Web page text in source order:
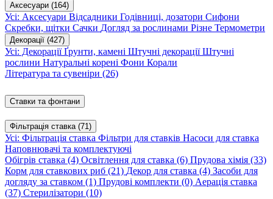
Аксесуари (164)
Усі: Аксесуари Відсадники Годівниці, дозатори Сифони
Скребки, щітки Сачки Догляд за рослинами Різне Термометри
Декорації (427)
Усі: ДекораціїҐрунти, камені Штучні декораціїШтучні
рослини Натуральні корені Фони Корали
Література та сувеніри (26)
Ставки та фонтани
Фільтрація ставка (71)
Усі: Фільтрація ставка Фільтри для ставків Насоси для ставка
Наповнювачі та комплектуючі
Обігрів ставка (4) Освітлення для ставка (6) Прудова хімія (33)
Корм для ставкових риб (21) Декор для ставка (4) Засоби для
догляду за ставком (1) Прудові комплекти (0) Аерація ставка
(37) Стерилізатори (10)